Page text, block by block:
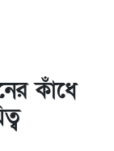
কাঁধে